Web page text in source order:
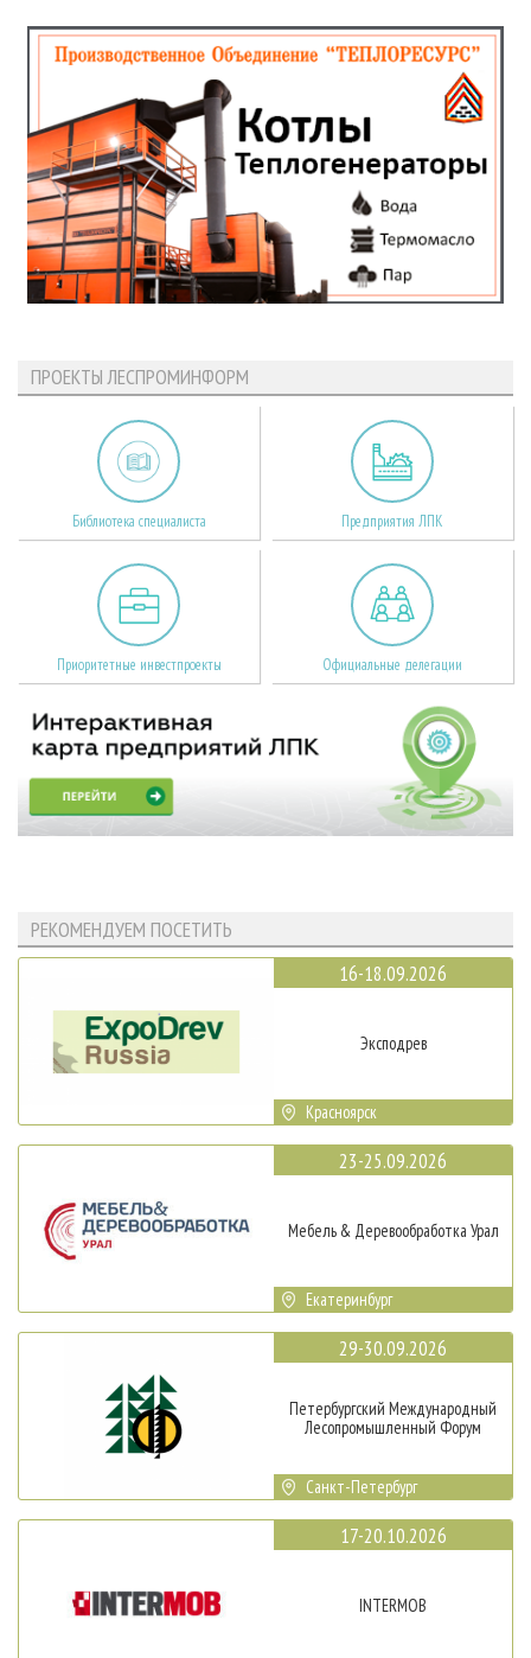
ПРОЕКТЫ ЛЕСПРОМИНФОРМ
Библиотека специалиста Предприятия ЛПК
Приоритетные инвестпроекты Официальные делегации
РЕКОМЕНДУЕМ ПОСЕТИТЬ
16-18.09.2026
Эксподрев
Красноярск
23-25.09.2026
Мебель & Деревообработка Урал
Екатеринбург
29-30.09.2026
Петербургский Международный
Лесопромышленный Форум
Санкт-Петербург
17-20.10.2026
INTERMOB